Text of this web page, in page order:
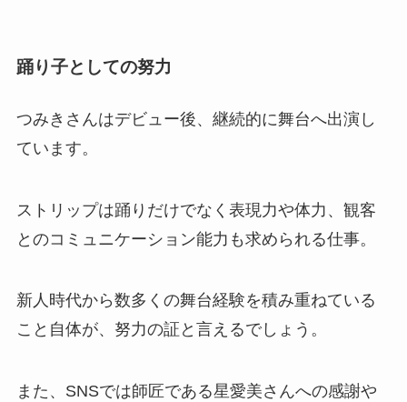
踊り子としての努力
つみきさんはデビュー後、継続的に舞台へ出演し
ています。
ストリップは踊りだけでなく表現力や体力、観客
とのコミュニケーション能力も求められる仕事。
新人時代から数多くの舞台経験を積み重ねている
こと自体が、努力の証と言えるでしょう。
また、SNSでは師匠である星愛美さんへの感謝や